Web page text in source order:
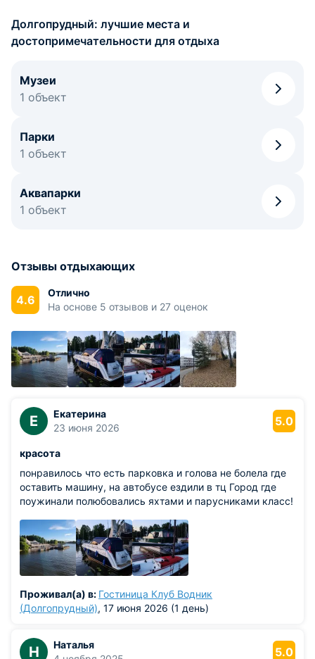
Долгопрудный: лучшие места и
достопримечательности для отдыха
Музеи
1 объект
Парки
1 объект
Аквапарки
1 объект
Отзывы отдыхающих
4.6
Отлично
На основе 5 отзывов и 27 оценок
Е
Екатерина
23 июня 2026
5.0
красота
понравилось что есть парковка и голова не болела где
оставить машину, на автобусе ездили в тц Город где
поужинали полюбовались яхтами и парусниками класс!
Проживал(а) в: Гостиница Клуб Водник
(Долгопрудный), 17 июня 2026 (1 день)
Н
Наталья
5.0